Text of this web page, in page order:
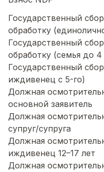
Государственный
обработку
Государственный
обработку (семья до 4
Государственный
иждивенец с 5-го)
Должная
основной заявитель
Должная
супруг/супруга
Должная
иждивенец 12–17 лет
Должная